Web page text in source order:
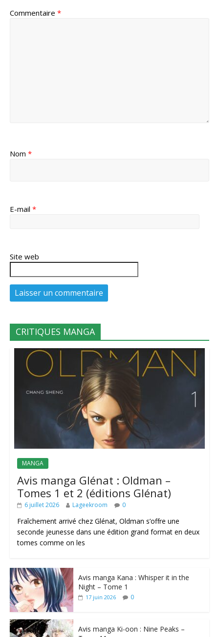
Commentaire *
Nom *
E-mail *
Site web
CRITIQUES MANGA
MANGA
Avis manga Glénat : Oldman –
Tomes 1 et 2 (éditions Glénat)
6 juillet 2026 Lageekroom 0
Fraîchement arrivé chez Glénat, Oldman s’offre une
seconde jeunesse dans une édition grand format en deux
tomes comme on les
Avis manga Kana : Whisper it in the
Night – Tome 1
17 juin 2026 0
Avis manga Ki-oon : Nine Peaks –